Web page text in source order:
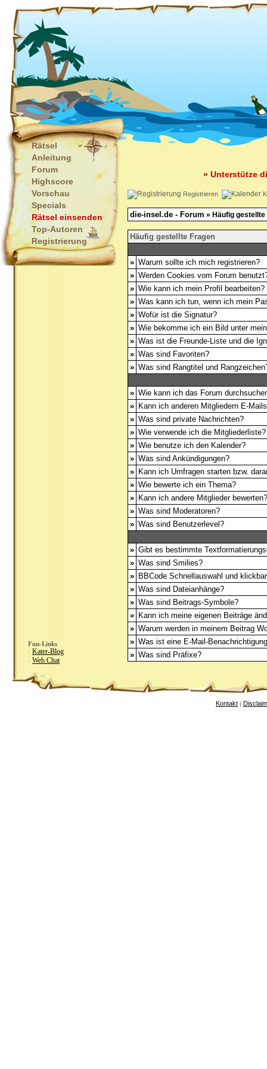
Rätsel
Anleitung
Forum
Highscore
Vorschau
Specials
Rätsel einsenden
Top-Autoren
Registrierung
Fun-Links
· Kater-Blog
· Web Chat
» Unterstütze
Registrieren
die-insel.de - Forum » Häufig gestellte
Häufig gestellte Fragen
» Warum sollte ich mich registrieren?
» Werden Cookies vom Forum
» Wie kann ich mein Profil bearbeiten?
» Was kann ich tun, wenn ich mein
» Wofür ist die Signatur?
» Wie bekomme ich ein Bild unter
» Was ist die Freunde-Liste und die
» Was sind Favoriten?
» Was sind Rangtitel und
» Wie kann ich das Forum
» Kann ich anderen Mitgliedern E-
» Was sind private Nachrichten?
» Wie verwende ich die Mitgliederliste?
» Wie benutze ich den Kalender?
» Was sind Ankündigungen?
» Kann ich Umfragen starten bzw.
» Wie bewerte ich ein Thema?
» Kann ich andere Mitglieder bewerten?
» Was sind Moderatoren?
» Was sind Benutzerlevel?
» Gibt es bestimmte
» Was sind Smilies?
» BBCode Schnellauswahl und
» Was sind Dateianhänge?
» Was sind Beitrags-Symbole?
» Kann ich meine eigenen Beiträge
» Warum werden in meinem Beitrag
» Was ist eine E-Mail-
» Was sind Präfixe?
Kontakt |